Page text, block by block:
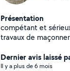
Présentation
compétant et sérieux avec
travaux de
Montage meuble
numéro est affiché
Dernier avis laissé
Il y a plus de 6 mois